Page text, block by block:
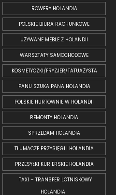
ROWERY HOLANDIA
POLSKIE BIURA RACHUNKOWE
UŻYWANE MEBLE Z HOLANDII
WARSZTATY SAMOCHODOWE
KOSMETYCZKI/FRYZJER/TATUAŻYSTA
PANU SZUKA PANA HOLANDIA
POLSKIE HURTOWNIE W HOLANDII
REMONTY HOLANDIA
SPRZEDAM HOLANDIA
TŁUMACZE PRZYSIĘGLI HOLANDIA
PRZESYŁKI KURIERSKIE HOLANDIA
TAXI – TRANSFER LOTNISKOWY
HOLANDIA